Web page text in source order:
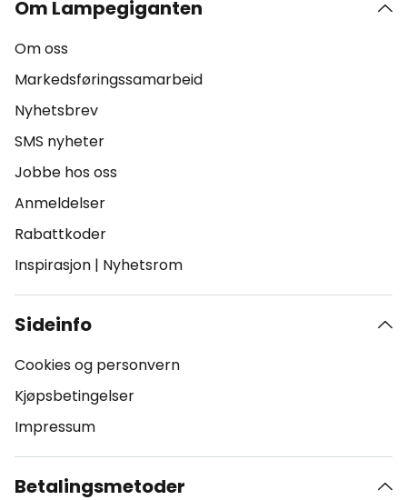
Om Lampegiganten
Om oss
Markedsføringssamarbeid
Nyhetsbrev
SMS nyheter
Jobbe hos oss
Anmeldelser
Rabattkoder
Inspirasjon | Nyhetsrom
Sideinfo
Cookies og personvern
Kjøpsbetingelser
Impressum
Betalingsmetoder